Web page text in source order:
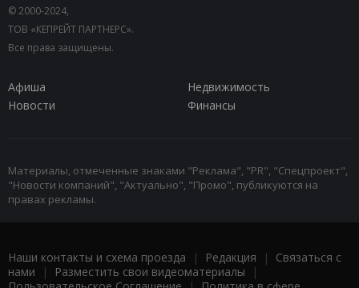
© 2000-2024,
ТОВ «КЕПРЕЙТ ПАРТНЕРС».
Все права защищены.
Афиша
Недвижимость
Новости
Финансы
Материалы, отмеченные знаками "Реклама", "PR", "Спецпроект",
"Новости компаний", "Актуально", "Промо", публикуются на
правах рекламы.
Наши контакты и схема проезда | Редакция | Связаться с
нами | Разместить свои видеоматериалы |